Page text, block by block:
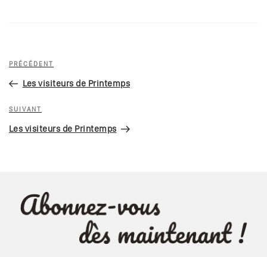
Navigation
l’article
Article
précédent
PRÉCÉDENT
Les visiteurs de Printemps
Article
suivant
SUIVANT
Les visiteurs de Printemps